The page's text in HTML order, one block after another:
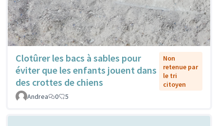
Clotûrer les bacs à sables pour
éviter que les enfants jouent dans
des crottes de chiens
Non
retenue par
le tri
citoyen
Andrea
0 5